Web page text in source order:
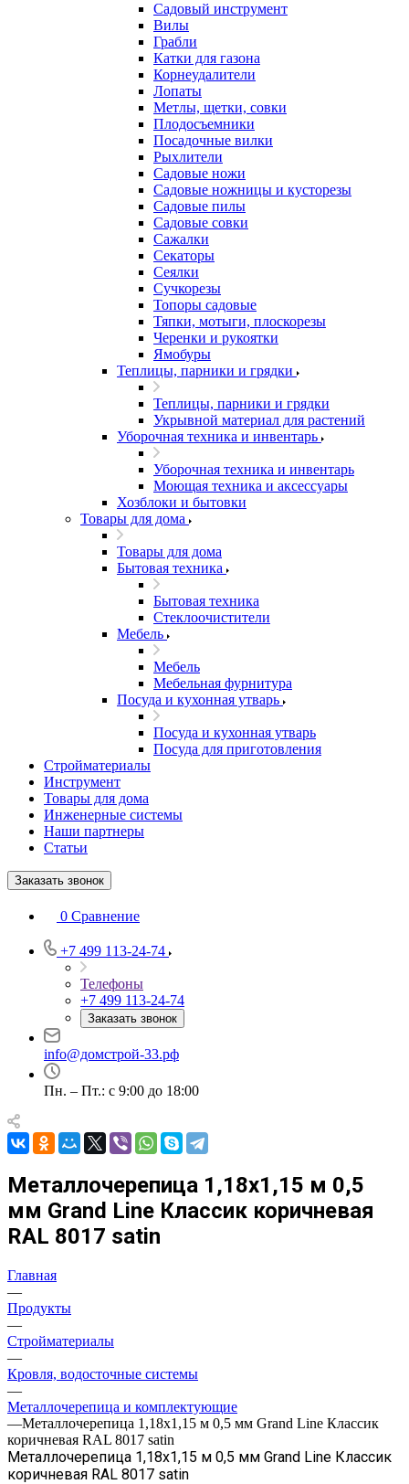
Садовый инструмент
Вилы
Грабли
Катки для газона
Корнеудалители
Лопаты
Метлы, щетки, совки
Плодосъемники
Посадочные вилки
Рыхлители
Садовые ножи
Садовые ножницы и кусторезы
Садовые пилы
Садовые совки
Сажалки
Секаторы
Сеялки
Сучкорезы
Топоры садовые
Тяпки, мотыги, плоскорезы
Черенки и рукоятки
Ямобуры
Теплицы, парники и грядки
Теплицы, парники и грядки
Укрывной материал для растений
Уборочная техника и инвентарь
Уборочная техника и инвентарь
Моющая техника и аксессуары
Хозблоки и бытовки
Товары для дома
Товары для дома
Бытовая техника
Бытовая техника
Стеклоочистители
Мебель
Мебель
Мебельная фурнитура
Посуда и кухонная утварь
Посуда и кухонная утварь
Посуда для приготовления
Стройматериалы
Инструмент
Товары для дома
Инженерные системы
Наши партнеры
Статьи
Заказать звонок
0 Сравнение
+7 499 113-24-74
Телефоны
+7 499 113-24-74
Заказать звонок
info@домстрой-33.рф
Пн. – Пт.: с 9:00 до 18:00
Металлочерепица 1,18х1,15 м 0,5
мм Grand Line Классик коричневая
RAL 8017 satin
Главная
—
Продукты
—
Стройматериалы
—
Кровля, водосточные системы
—
Металлочерепица и комплектующие
—Металлочерепица 1,18х1,15 м 0,5 мм Grand Line Классик
коричневая RAL 8017 satin
Металлочерепица 1,18х1,15 м 0,5 мм Grand Line Классик
коричневая RAL 8017 satin